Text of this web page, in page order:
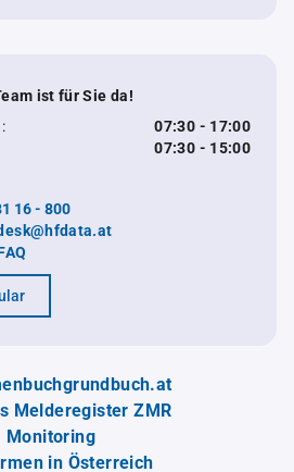
ist für Sie da!
07:30 - 17:00
07:30 - 15:00
16 - 800
Melderegister ZMR
Monitoring
in Österreich